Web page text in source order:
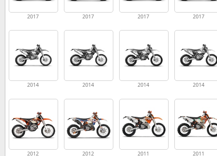
2017 2017 2017 2017
2014 2014 2014 2014
2012 2012 2011 2011